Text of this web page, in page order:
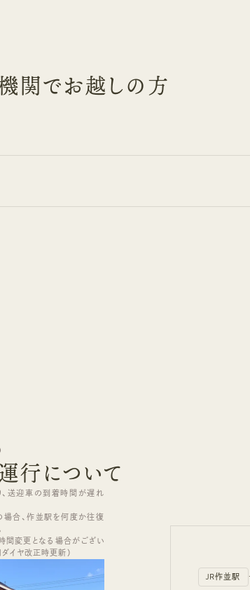
関でお越しの方
行について
送迎車の到着時間が遅れ
合、作並駅を何度か往復
間変更となる場合がござい
イヤ改正時更新）
JR作並駅